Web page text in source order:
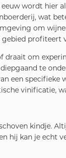
wordt hier
wat
om
profiteert
draait om
te
een
vinificatie,
kindje.
hij kan je echt